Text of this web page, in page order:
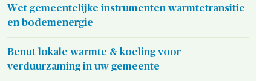
Wet gemeentelijke instrumenten warmtetransitie
en bodemenergie
Benut lokale warmte & koeling voor
verduurzaming in uw gemeente